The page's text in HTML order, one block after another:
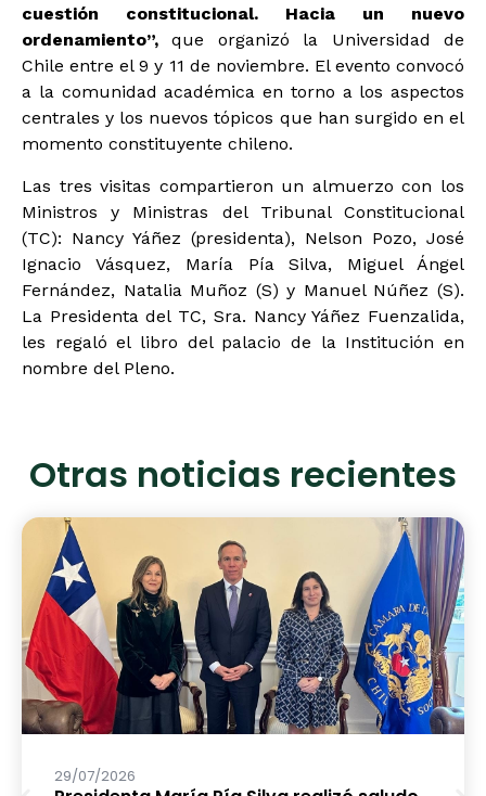
cuestión constitucional. Hacia un nuevo
ordenamiento”,que organizó la Universidad de
Chile entre el 9 y 11 de noviembre. El evento convocó
a la comunidad académica en torno a los aspectos
centrales y los nuevos tópicos que han surgido en el
momento constituyente chileno.
Las tres visitas compartieron un almuerzo con los
Ministros y Ministras del Tribunal Constitucional
(TC): Nancy Yáñez (presidenta), Nelson Pozo, José
Ignacio Vásquez, María Pía Silva, Miguel Ángel
Fernández, Natalia Muñoz (S) y Manuel Núñez (S).
La Presidenta del TC, Sra. Nancy Yáñez Fuenzalida,
les regaló el libro del palacio de la Institución en
nombre del Pleno.
Otras noticias recientes
29/07/2026